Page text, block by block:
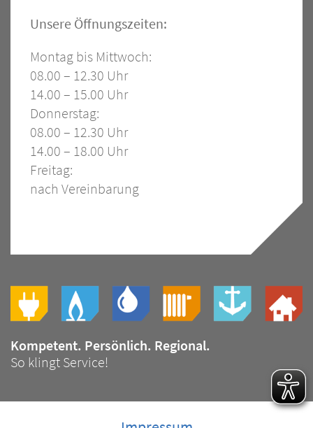
Öffnungszeiten
Unsere Öffnungszeiten:
Montag bis Mittwoch:
08.00 – 12.30 Uhr
14.00 – 15.00 Uhr
Donnerstag:
08.00 – 12.30 Uhr
14.00 – 18.00 Uhr
Freitag:
nach Vereinbarung
Slogan
Bild
Slogan
Kompetent. Persönlich. Regional.
So klingt Service!